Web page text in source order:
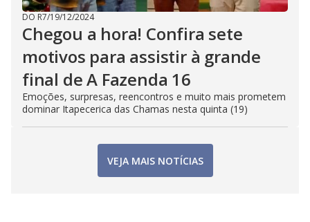
DO R7/19/12/2024
Chegou a hora! Confira sete
motivos para assistir à grande
final de A Fazenda 16
Emoções, surpresas, reencontros e muito mais prometem
dominar Itapecerica das Chamas nesta quinta (19)
VEJA MAIS NOTÍCIAS